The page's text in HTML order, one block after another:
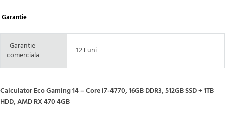
Garantie
Garantie
comerciala
12 Luni
Calculator Eco Gaming 14 – Core i7-4770, 16GB DDR3, 512GB SSD + 1TB
HDD, AMD RX 470 4GB